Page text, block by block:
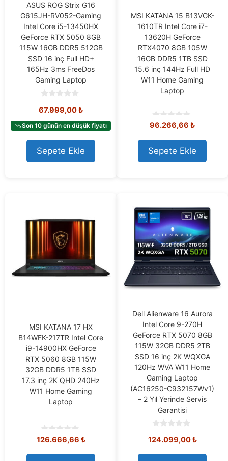
ASUS ROG Strix G16
G615JH-RV052-Gaming
Intel Core i5-13450HX
GeForce RTX 5050 8GB
115W 16GB DDR5 512GB
SSD 16 inç Full HD+
165Hz 3ms FreeDos
Gaming Laptop
o
t
o
f
5
67.999,00₺
Son 10 günün en düşük fiyatı
Sepete Ekle
MSI KATANA 15 B13VGK-
1610TR Intel Core i7-
13620H GeForce
RTX4070 8GB 105W
16GB DDR5 1TB SSD
15.6 inç 144Hz Full HD
W11 Home Gaming
Laptop
0
u
t
o
96.266,66 ₺
Sepete Ekle
MSI KATANA 17 HX
B14WFK-217TR Intel Core
i9-14900HX GeForce
RTX 5060 8GB 115W
32GB DDR5 1TB SSD
17.3 inç 2K QHD 240Hz
W11 Home Gaming
Laptop
0
u
126.666,66 ₺
Dell Alienware 16 Aurora
Intel Core 9-270H
GeForce RTX 5070 8GB
115W 32GB DDR5 2TB
SSD 16 inç 2K WQXGA
120Hz WVA W11 Home
Gaming Laptop
(AC16250-C932157Wv1)
– 2 Yıl Yerinde Servis
Garantisi
o
t
124.099,00₺